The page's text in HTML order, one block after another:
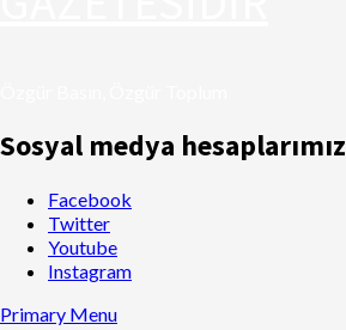
Sosyal medya hesaplarımız
Facebook
Twitter
Youtube
Instagram
Primary Menu